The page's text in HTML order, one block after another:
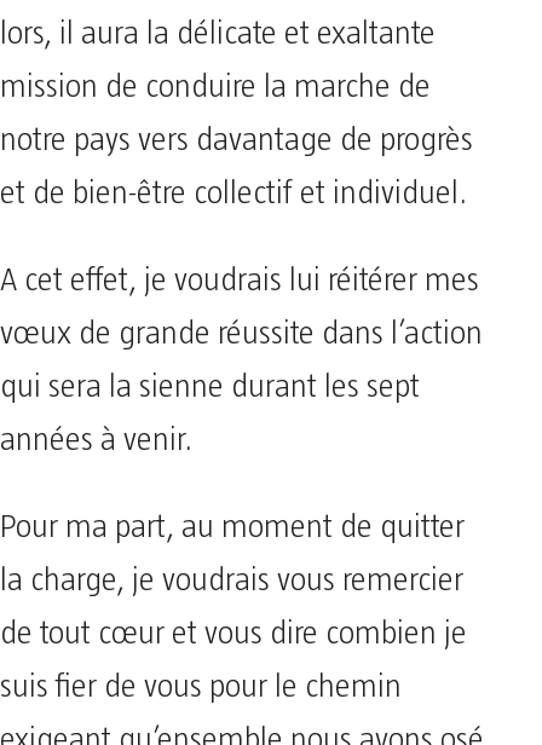
lors, il aura la délicate et exaltante
mission de conduire la marche de
notre pays vers davantage de progrès
et de bien-être collectif et individuel.
A cet effet, je voudrais lui réitérer mes
vœux de grande réussite dans l’action
qui sera la sienne durant les sept
années à venir.
Pour ma part, au moment de quitter
la charge, je voudrais vous remercier
de tout cœur et vous dire combien je
suis fier de vous pour le chemin